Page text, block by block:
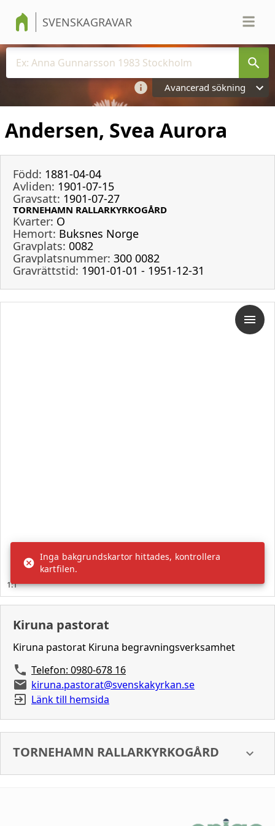
SVENSKAGRAVAR
Avancerad sökning
Andersen, Svea Aurora
Född: 1881-04-04
Avliden: 1901-07-15
Gravsatt: 1901-07-27
TORNEHAMN RALLARKYRKOGÅRD
Kvarter: O
Hemort: Buksnes Norge
Gravplats: 0082
Gravplatsnummer: 300 0082
Gravrättstid: 1901-01-01 - 1951-12-31
Kiruna pastorat
Kiruna pastorat Kiruna begravningsverksamhet
Telefon: 0980-678 16
kiruna.pastorat@svenskakyrkan.se
Länk till hemsida
TORNEHAMN RALLARKYRKOGÅRD